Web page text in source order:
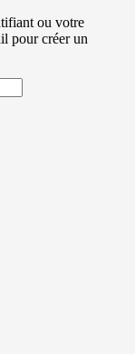
ou votre
pour créer un